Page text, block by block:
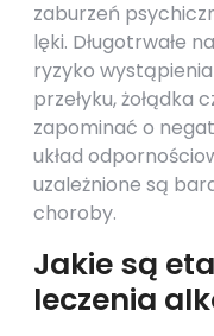
zaburzeń
lęki. Długotrwałe
ryzyko
przełyku, żołądka
zapominać o
układ
uzależnione są
choroby.
Jakie są
leczenia